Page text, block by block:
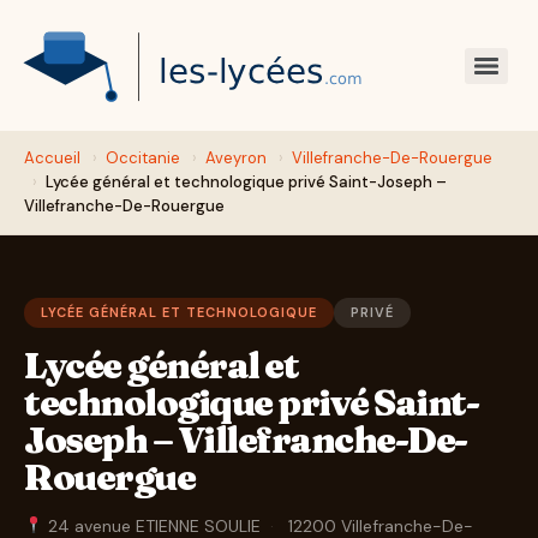
Accueil › Occitanie › Aveyron › Villefranche-De-Rouergue
› Lycée général et technologique privé Saint-Joseph –
Villefranche-De-Rouergue
LYCÉE GÉNÉRAL ET TECHNOLOGIQUE PRIVÉ
Lycée général et
technologique privé Saint-
Joseph – Villefranche-De-
Rouergue
24 avenue ETIENNE SOULIE ·
12200 Villefranche-De-